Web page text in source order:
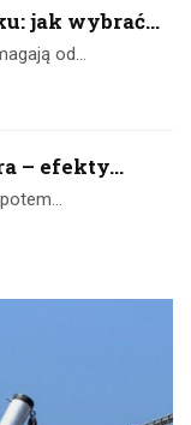
jak wybrać...
od…
– efekty...